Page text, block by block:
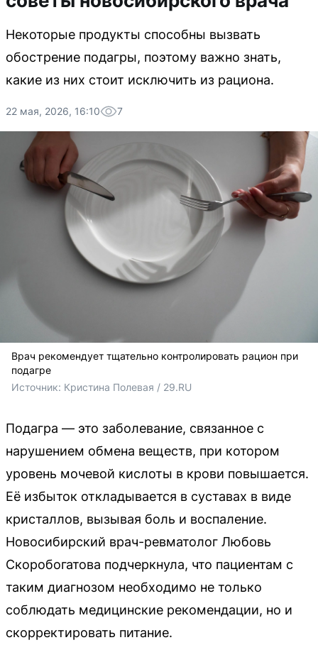
Некоторые продукты способны вызвать
обострение подагры, поэтому важно знать,
какие из них стоит исключить из рациона.
22 мая, 2026, 16:10 7
Врач рекомендует тщательно контролировать рацион при
подагре
Источник: Кристина Полевая / 29.RU
Подагра — это заболевание, связанное с
нарушением обмена веществ, при котором
уровень мочевой кислоты в крови повышается.
Её избыток откладывается в суставах в виде
кристаллов, вызывая боль и воспаление.
Новосибирский врач-ревматолог Любовь
Скоробогатова подчеркнула, что пациентам с
таким диагнозом необходимо не только
соблюдать медицинские рекомендации, но и
скорректировать питание.